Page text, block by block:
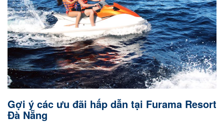
Gợi ý các ưu đãi hấp dẫn tại Furama Resort
Đà Nẵng